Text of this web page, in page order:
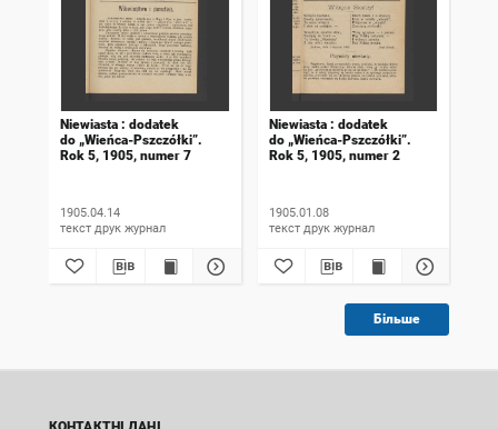
Niewiasta : dodatek
do „Wieńca-Pszczółki”.
Rok 5, 1905, numer 7
1905.04.14
текст друк журнал
Niewiasta : dodatek
do „Wieńca-Pszczółki”.
Rok 5, 1905, numer 2
1905.01.08
текст друк журнал
Більше